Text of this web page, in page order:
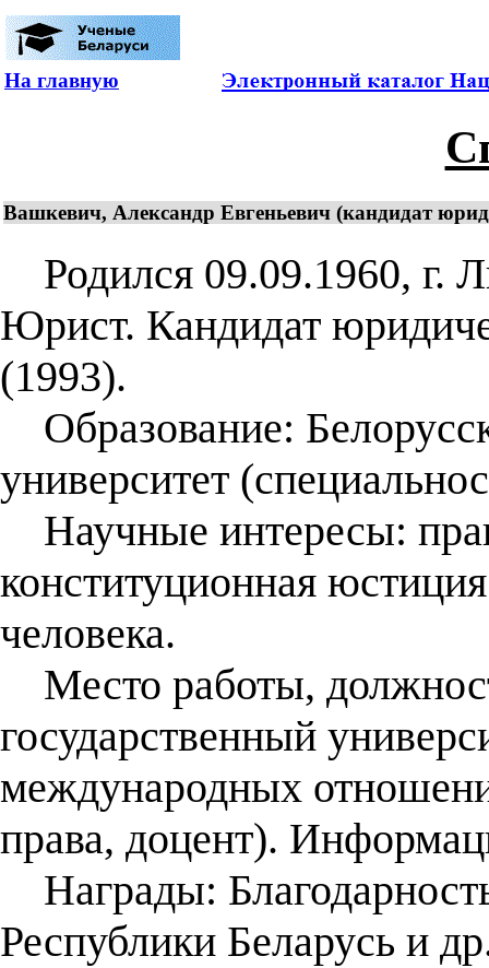
На главную
Вашкевич, Александр Евгеньевич (кандидат
Родился 09.09.1960, г.
Юрист. Кандидат
(1993).
Образование:
университет
Научные интересы:
конституционная
человека.
Место работы,
государственный
международных
права, доцент).
Награды:
Республики Беларусь и